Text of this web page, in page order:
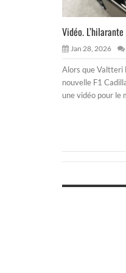
Vidéo.
Jan 28, 2026
Alors que Valtteri
nouvelle F1
une vidéo pour le